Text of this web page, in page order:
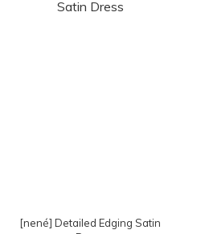
[nené] Detailed Edging Satin